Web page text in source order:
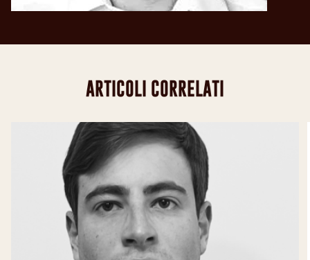
ARTICOLI CORRELATI